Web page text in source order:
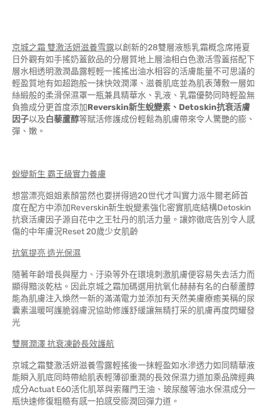
京城之霜 雙激活妍滋養雪露以創新的28雙層液態乳霜概念席捲夏
日外觀有如手搖奶蓋飲品的分層質地上層油相白色激活雪蓋搭配下
層水相透明激潤晶露輕輕一搖搖出油水相容的活膚能量不可思議的
輕盈質地有如超跑般一抹快效潤澤、滋養肌底並為肌表薄敷一層如
絲緞般的柔滑保濕罩一瓶兼具精華水、乳液、乳霜優勢同時輕盈無
負擔成分更首度添加Reverskin新生蛻變素、Detoskin抗衰活膚
因子以及白藜蘆醇等賦活修護成份輕鬆為肌膚帶來令人驚艷的膨、
彈、嫩。
蛻變新生 霸王級實力養膚
想當漂亮姐姐素顏當然也要拼得過20世代才叫實力派牛爾老師首
度在配方中添加Reverskin新生蛻變素強化密實肌底結構Detoskin
抗衰活膚因子源自花中之王牡丹的肌活力量。讓妳徹底告別令人感
傷的中年膚況Reset 20歲少女肌齡
抗氧提亮 造光保濕
隨著年齡增長與壓力、汙染等外在環境刺激肌膚便容易失去活力而
顯得黯淡乾枯。因此京城之霜加碼選用抗氧化赫赫有名的白藜蘆醇
能為肌膚注入煥然一新的滿滿電力並添加有天然美膚療癒美稱的尿
囊素溫暖呵護脆弱膚況協助修護舒緩讓無精打采的肌膚再度閃耀發
光
雙層潤澤 抗衰凍齡長效護航
京城之霜雙激活妍滋養雪露輕搖後一抹輕盈如水滲透力如同精華液
能瞬入肌底同時帶給肌表輕薄卻重潤的長效保濕力道加乘品牌經典
成分Actuat E60活化肌萃與索羅門王油、玻尿酸等油水保濕成分一
瓶快速修復粗糙有感一拍感受膨潤回彈力道。